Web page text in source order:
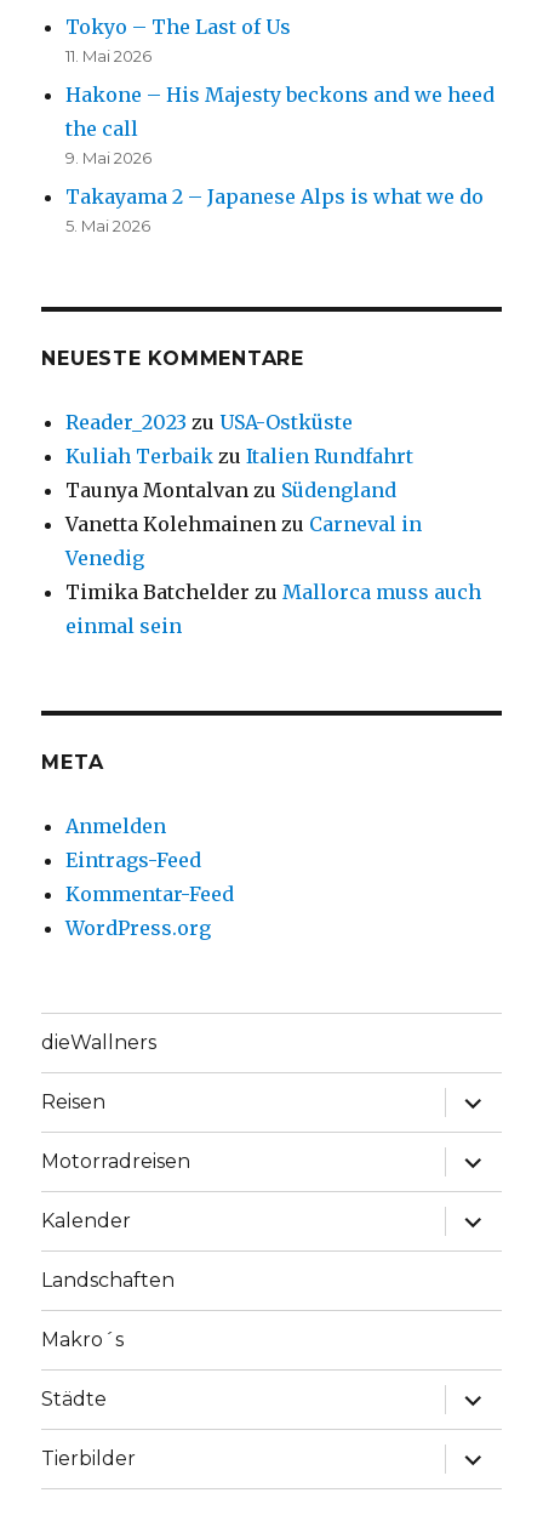
Tokyo – The Last of Us
11. Mai 2026
Hakone – His Majesty beckons and we heed
the call
9. Mai 2026
Takayama 2 – Japanese Alps is what we do
5. Mai 2026
NEUESTE KOMMENTARE
Reader_2023 zuUSA-Ostküste
Kuliah Terbaik zuItalien Rundfahrt
Taunya Montalvan zu Südengland
Vanetta Kolehmainen zu Carneval in
Venedig
Timika Batchelder zu Mallorca muss auch
einmal sein
META
Anmelden
Eintrags-Feed
Kommentar-Feed
WordPress.org
dieWallners
Reisen
Motorradreisen
Kalender
Landschaften
Makro´s
Städte
Tierbilder